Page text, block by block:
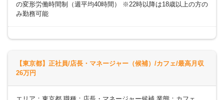
の変形労働時間制（週平均40時間） ※22時以降は18歳以上の方の
み勤務可能
【東京都】正社員/店長・マネージャー（候補）/カフェ/最高月収
26万円